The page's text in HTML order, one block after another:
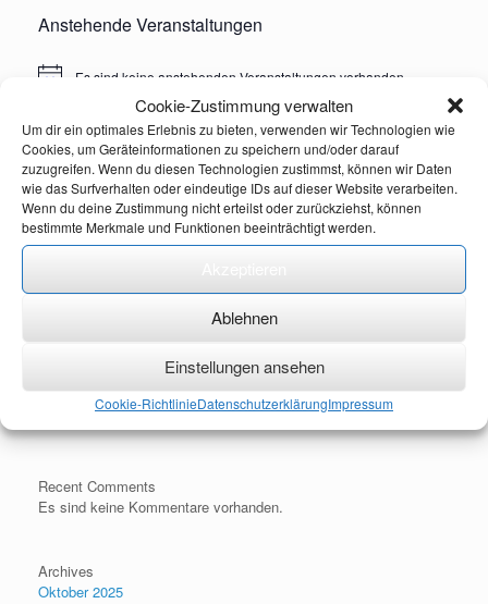
Cookie-Zustimmung verwalten
Um dir ein optimales Erlebnis zu bieten, verwenden wir Technologien wie
Cookies, um Geräteinformationen zu speichern und/oder darauf
zuzugreifen. Wenn du diesen Technologien zustimmst, können wir Daten
wie das Surfverhalten oder eindeutige IDs auf dieser Website verarbeiten.
Wenn du deine Zustimmung nicht erteilst oder zurückziehst, können
bestimmte Merkmale und Funktionen beeinträchtigt werden.
Ablehnen
Einstellungen ansehen
Cookie-RichtlinieDatenschutzerklärungImpressum
Anstehende Veranstaltungen
w
e
i
s
Es sind keine anstehenden Veranstaltungen vorhanden.
Suchen
Suchen
„Die Erzählungen von Nemeton: Belenas“ jetzt als E-Book
Die Erzählungen von Nemeton: Belenas
„Der Sturm“ ab sofort im Handel!
„Ich würde alles für dich tun“ jetzt auch als eBook
Recent Comments
Es sind keine Kommentare vorhanden.
Archives
Oktober 2025